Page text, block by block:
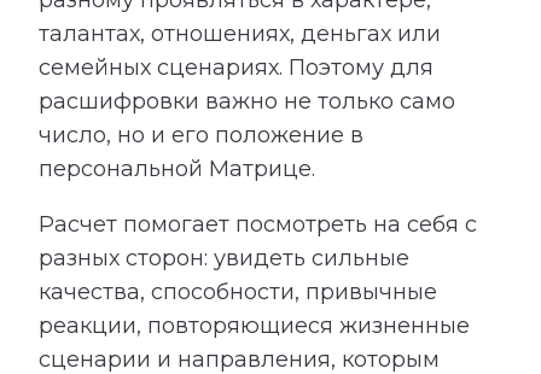
талантах, отношениях, деньгах или
семейных сценариях. Поэтому для
расшифровки важно не только само
число, но и его положение в
персональной Матрице.
Расчет помогает посмотреть на себя с
разных сторон: увидеть сильные
качества, способности, привычные
реакции, повторяющиеся жизненные
сценарии и направления, которым